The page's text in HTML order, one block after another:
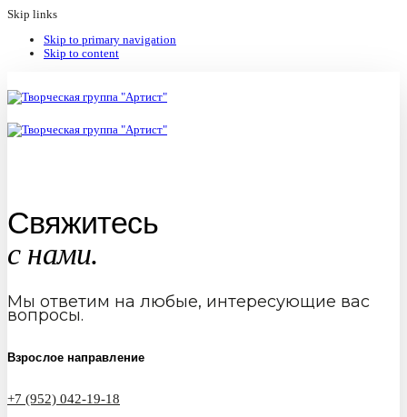
Skip links
Skip to primary navigation
Skip to content
Свяжитесь
с нами.
Мы ответим на любые, интересующие вас
вопросы.
Взрослое направление
+7 (952) 042-19-18